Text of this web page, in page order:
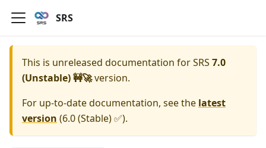
SRS
This is unreleased documentation forSRS 7.0
(Unstable) 🚧🚀version.
For up-to-date documentation, see the latest
version (6.0 (Stable) ✅).